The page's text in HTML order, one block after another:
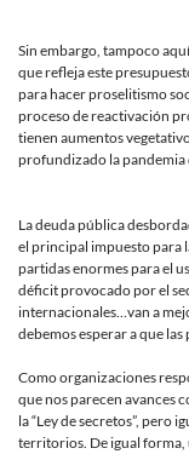
Sin embargo, tampoco
que refleja este
para hacer proselitismo
proceso de reactivación
tienen aumentos
profundizado la pandemia
La deuda pública
el principal impuesto para
partidas enormes para el
déficit provocado por el
internacionales…van a
debemos esperar a que las
Como organizaciones
que nos parecen avances
la “Ley de secretos”, pero
territorios. De igual forma,